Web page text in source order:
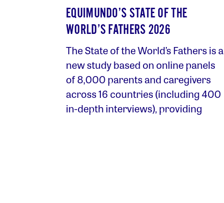
EQUIMUNDO’S STATE OF THE
WORLD’S FATHERS 2026
The State of the World’s Fathers is a
new study based on online panels
of 8,000 parents and caregivers
across 16 countries (including 400
in-depth interviews), providing